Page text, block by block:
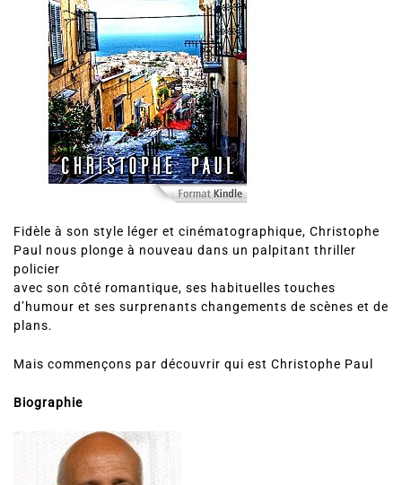
Fidèle à son style léger et cinématographique, Christophe
Paul nous plonge à nouveau dans un palpitant thriller
policier
avec son côté romantique, ses habituelles touches
d’humour et ses surprenants changements de scènes et de
plans.
Mais commençons par découvrir qui est Christophe Paul
Biographie